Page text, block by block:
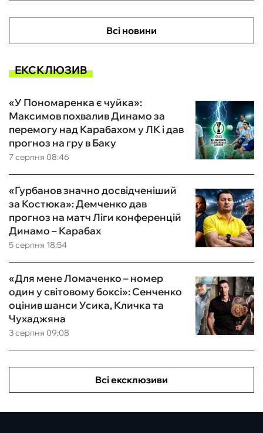
Всі новини
ЕКСКЛЮЗИВ
7 серпня 08:46
«У Пономаренка є чуйка»:
Максимов похвалив Динамо за
перемогу над Карабахом у ЛК і дав
прогноз на гру в Баку
5 серпня 18:54
«Гурбанов значно досвідченіший
за Костюка»: Демченко дав
прогноз на матч Ліги конференцій
Динамо – Карабах
3 серпня 09:08
«Для мене Ломаченко – номер
один у світовому боксі»: Сенченко
оцінив шанси Усика, Кличка та
Чухаджяна
Всі ексклюзиви